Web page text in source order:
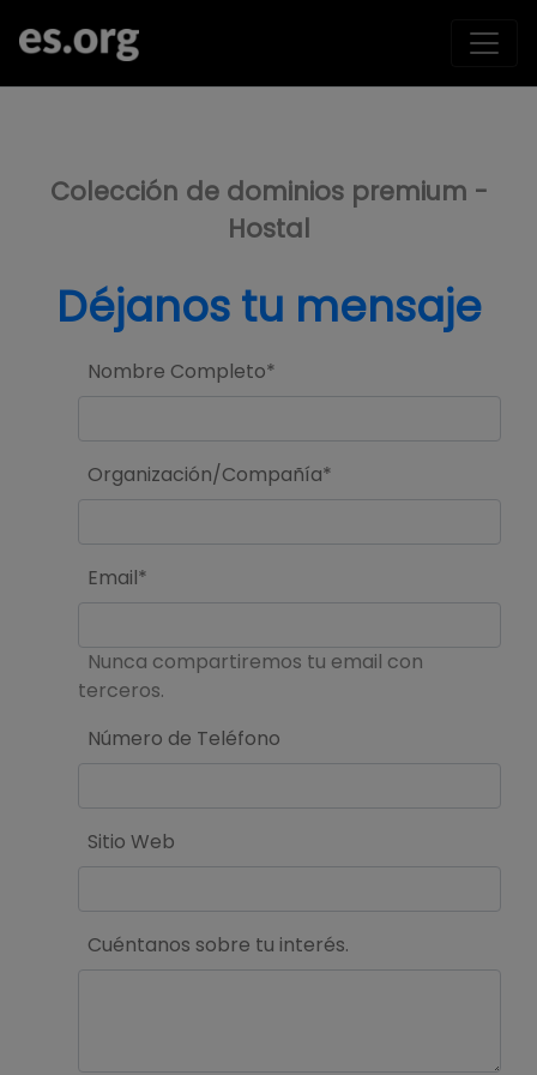
Colección de dominios premium -
Hostal
Déjanos tu mensaje
Nombre Completo*
Organización/Compañía*
Email*
Nunca compartiremos tu email con
terceros.
Número de Teléfono
Sitio Web
Cuéntanos sobre tu interés.